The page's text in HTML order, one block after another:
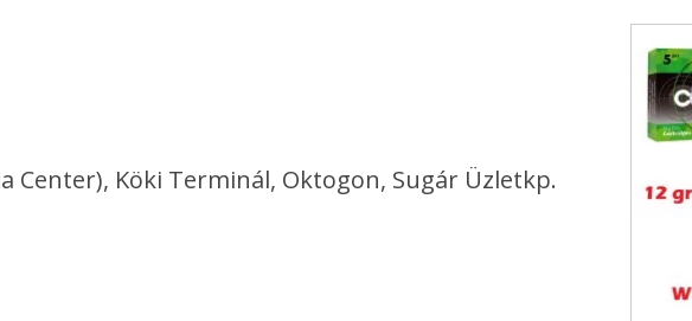
Center), Köki Terminál, Oktogon, Sugár Üzletkp.